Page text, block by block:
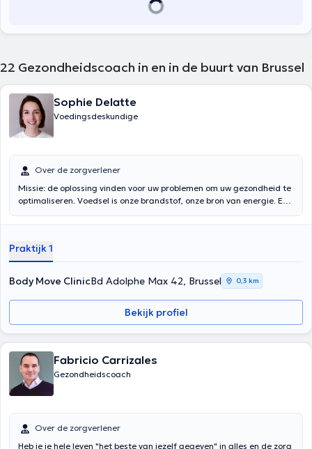
22 Gezondheidscoach in en in de buurt van Brussel
Sophie Delatte
Voedingsdeskundige
Over de zorgverlener
Missie: de oplossing vinden voor uw problemen om uw gezondheid te
optimaliseren. Voedsel is onze brandstof, onze bron van energie. Een
chronische vermoeidheid, verzwakte immuniteit, spijsverterings-,
in evenwicht brengen van de voeding, intellectuele en sportieve
optimalisering.
Praktijk 1
Body Move ClinicBd Adolphe Max 42, Brussel 0,3 km
Bekijk profiel
Fabricio Carrizales
Gezondheidscoach
Over de zorgverlener
Heb je je hele leven "het beste van jezelf gegeven" in alles en de zorg